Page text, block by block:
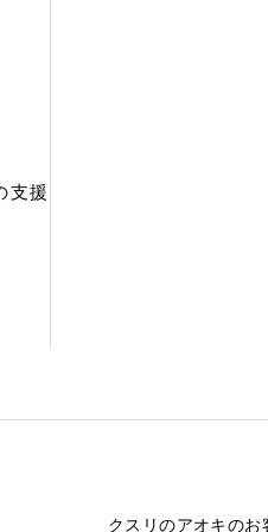
支援
クスリのアオキのお